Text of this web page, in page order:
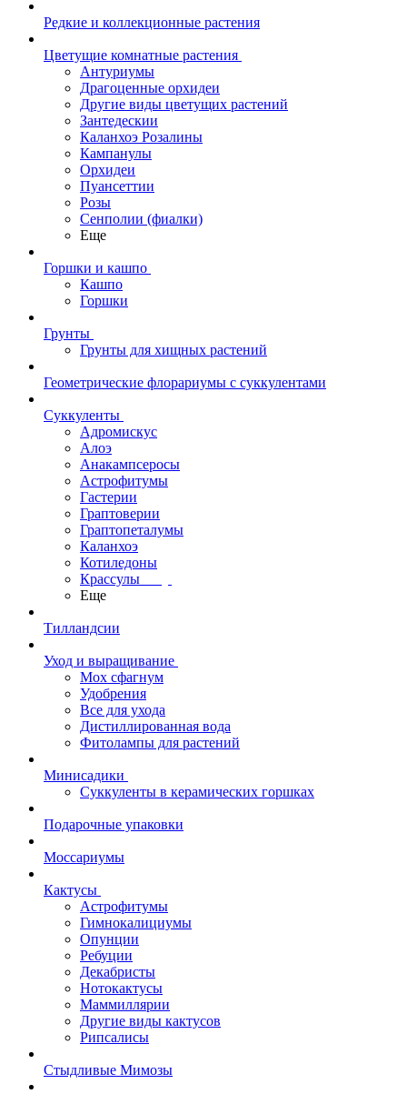
Редкие и коллекционные растения
Цветущие комнатные растения
Антуриумы
Драгоценные орхидеи
Другие виды цветущих растений
Зантедескии
Каланхоэ Розалины
Кампанулы
Орхидеи
Пуансеттии
Розы
Сенполии (фиалки)
Еще
Горшки и кашпо
Кашпо
Горшки
Грунты
Грунты для хищных растений
Геометрические флорариумы с суккулентами
Суккуленты
Адромискус
Алоэ
Анакампсеросы
Астрофитумы
Гастерии
Граптоверии
Граптопеталумы
Каланхоэ
Котиледоны
Крассулы
Еще
Тилландсии
Уход и выращивание
Мох сфагнум
Удобрения
Все для ухода
Дистиллированная вода
Фитолампы для растений
Минисадики
Суккуленты в керамических горшках
Подарочные упаковки
Моссариумы
Кактусы
Астрофитумы
Гимнокалициумы
Опунции
Ребуции
Декабристы
Нотокактусы
Маммиллярии
Другие виды кактусов
Рипсалисы
Стыдливые Мимозы